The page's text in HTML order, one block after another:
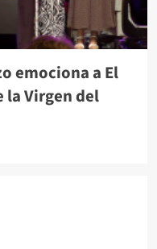
emociona a El
la Virgen del